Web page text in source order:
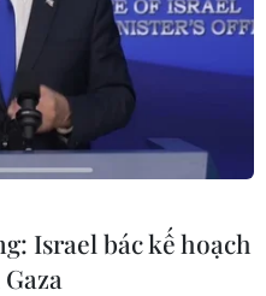
Israel bác kế hoạch